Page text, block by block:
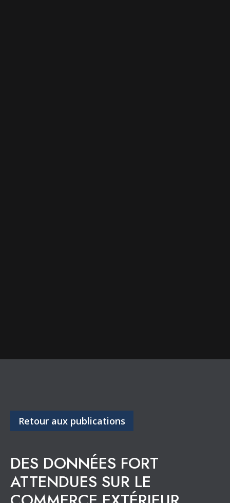
Retour aux publications
DES DONNÉES FORT
ATTENDUES SUR LE